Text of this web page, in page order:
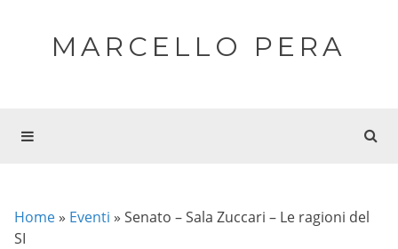
MARCELLO PERA
Home » Eventi » Senato – Sala Zuccari – Le ragioni del
SI